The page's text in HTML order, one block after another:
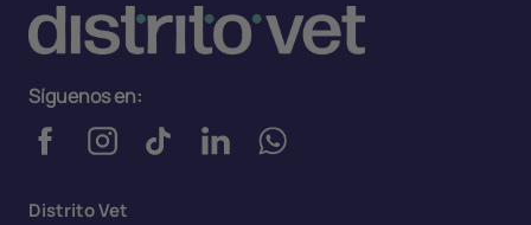
Distrito Vet
Síguenos en: